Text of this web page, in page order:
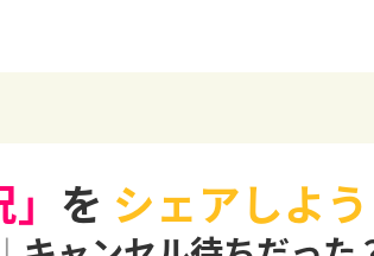
を シェアしよ